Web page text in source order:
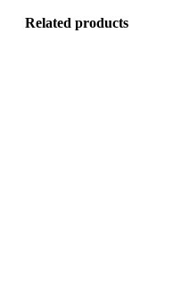
Related products